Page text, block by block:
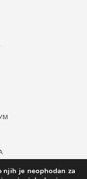
njih je neophodan za